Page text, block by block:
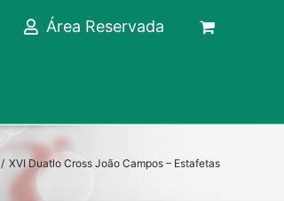
Área Reservada
/ XVI Duatlo Cross João Campos – Estafetas